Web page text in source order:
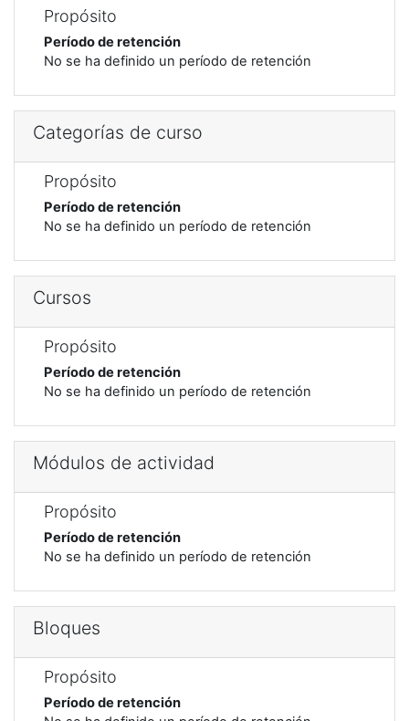
Propósito
Período de retención
No se ha definido un período de retención
Categorías de curso
Propósito
Período de retención
No se ha definido un período de retención
Cursos
Propósito
Período de retención
No se ha definido un período de retención
Módulos de actividad
Propósito
Período de retención
No se ha definido un período de retención
Bloques
Propósito
Período de retención